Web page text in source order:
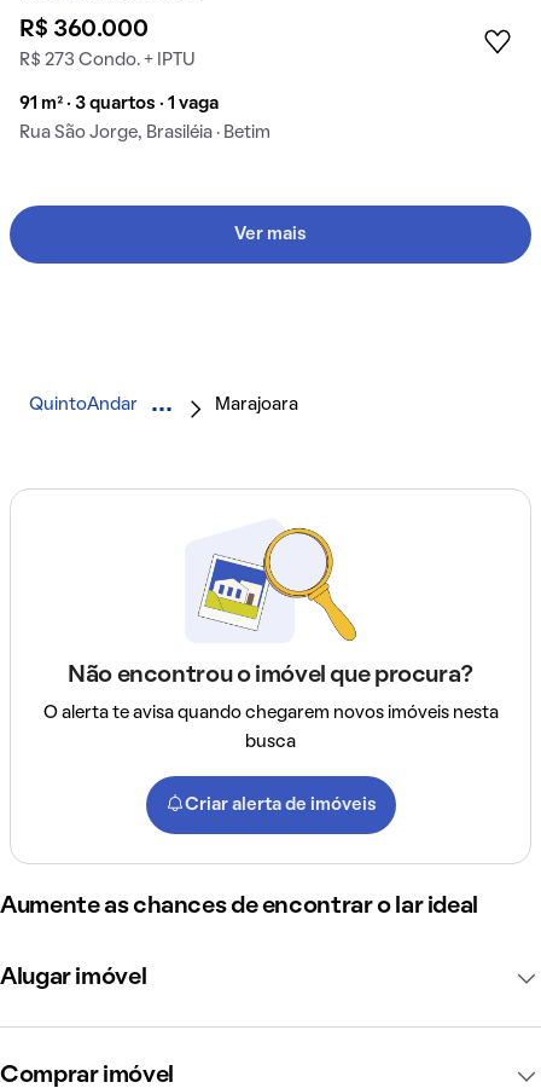
R$ 360.000
R$ 273 Condo. + IPTU
91 m² · 3 quartos · 1 vaga
Rua São Jorge, Brasiléia · Betim
Ver mais
QuintoAndar Marajoara
Não encontrou o imóvel que procura?
O alerta te avisa quando chegarem novos imóveis nesta
busca
Criar alerta de imóveis
Aumente as chances de encontrar o lar ideal
Alugar imóvel
Comprar imóvel